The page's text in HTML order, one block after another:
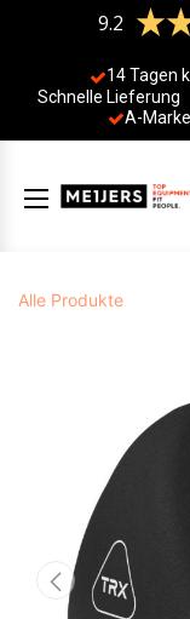
9.2
14 Tagen
Schnelle Lieferung
A-
Alle Produkte